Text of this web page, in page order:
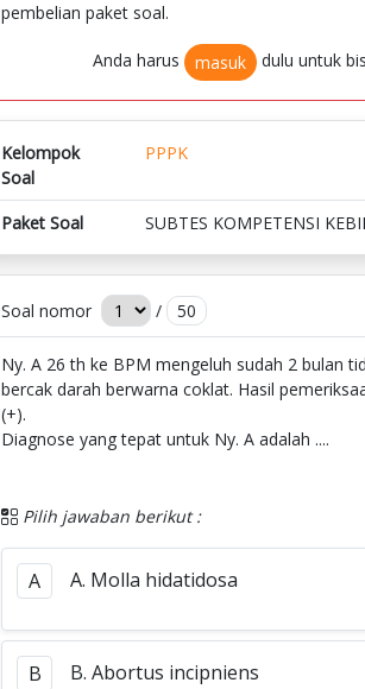
pembelian paket soal.
Anda harus masuk dulu untuk
Kelompok
Soal
PPPK
Paket Soal SUBTES KOMPETENSI
Soal nomor / 50
Ny. A 26 th ke BPM mengeluh sudah 2 bulan
bercak darah berwarna coklat. Hasil
(+).
Diagnose yang tepat untuk Ny. A adalah ....
Pilih jawaban berikut :
A A. Molla hidatidosa
B B. Abortus incipniens